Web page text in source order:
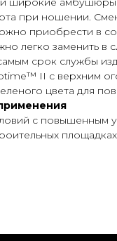
при ношении.
приобрести в
легко заменить в
срок службы
II с верхним
цвета для
с повышенным